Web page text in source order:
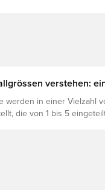
verstehen:
werden in einer Vielzahl
die von 1 bis 5